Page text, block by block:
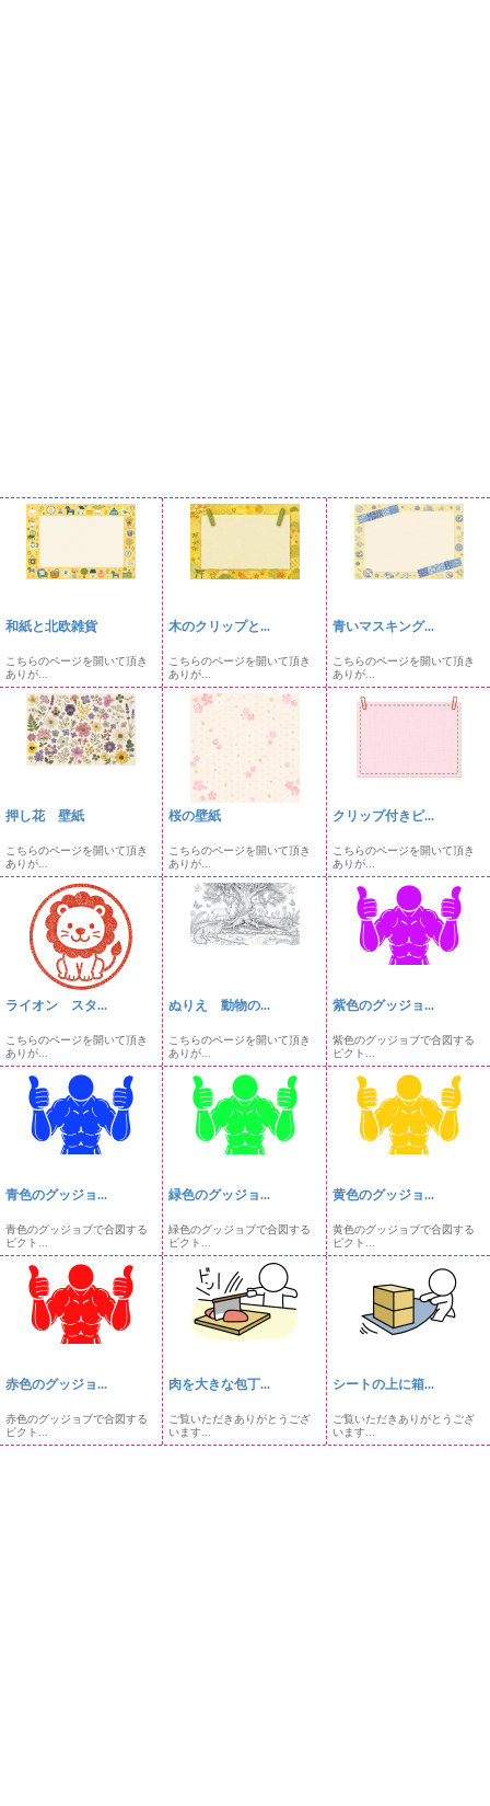
和紙と北欧雑貨
こちらのページを開いて頂き
ありが...
木のクリップと...
こちらのページを開いて頂き
ありが...
青いマスキング...
こちらのページを開いて頂き
ありが...
押し花 壁紙
こちらのページを開いて頂き
ありが...
桜の壁紙
こちらのページを開いて頂き
ありが...
クリップ付きピ...
こちらのページを開いて頂き
ありが...
ライオン スタ...
こちらのページを開いて頂き
ありが...
ぬりえ 動物の...
こちらのページを開いて頂き
ありが...
紫色のグッジョ...
紫色のグッジョブで合図する
ピクト...
青色のグッジョ...
青色のグッジョブで合図する
ピクト...
緑色のグッジョ...
緑色のグッジョブで合図する
ピクト...
黄色のグッジョ...
黄色のグッジョブで合図する
ピクト...
赤色のグッジョ...
赤色のグッジョブで合図する
ピクト...
肉を大きな包丁...
ご覧いただきありがとうござ
います...
シートの上に箱...
ご覧いただきありがとうござ
います...